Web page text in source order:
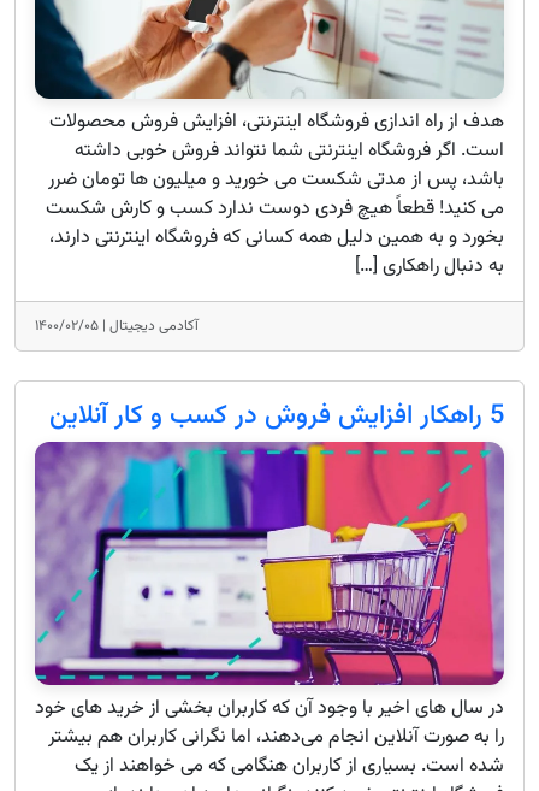
هدف از راه اندازی فروشگاه اینترنتی، افزایش فروش محصولات
است. اگر فروشگاه اینترنتی شما نتواند فروش خوبی داشته
باشد، پس از مدتی شکست می خورید و میلیون ها تومان ضرر
می کنید! قطعاً هیچ فردی دوست ندارد کسب و کارش شکست
بخورد و به همین دلیل همه کسانی که فروشگاه اینترنتی دارند،
به دنبال راهکاری […]
آکادمی دیجیتال | ۱۴۰۰/۰۲/۰۵
5 راهکار افزایش فروش در کسب‌ و کار آنلاین
در سال های اخیر با وجود آن که کاربران بخشی از خرید های خود
را به صورت آنلاین انجام می‌دهند، اما نگرانی کاربران هم بیشتر
شده است. بسیاری از کاربران هنگامی که می خواهند از یک